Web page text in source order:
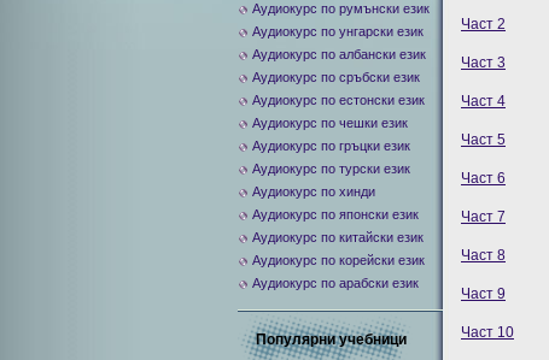
Част 2
Част 3
Част 4
Част 5
Част 6
Част 7
Част 8
Част 9
Част 10
Аудиокурс по румънски език
Аудиокурс по унгарски език
Аудиокурс по албански език
Аудиокурс по сръбски език
Аудиокурс по естонски език
Аудиокурс по чешки език
Аудиокурс по гръцки език
Аудиокурс по турски език
Аудиокурс по хинди
Аудиокурс по японски език
Аудиокурс по китайски език
Аудиокурс по корейски език
Аудиокурс по арабски език
Популярни учебници